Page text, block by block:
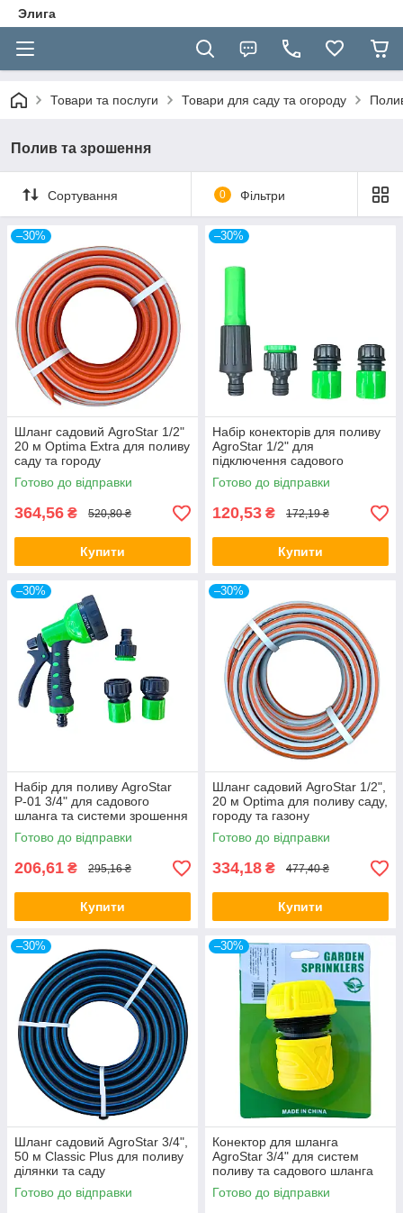
Элига
Товари та послуги Товари для саду та огороду
Полив та зрошення
Сортування 0 Фільтри
–30%
Шланг садовий AgroStar 1/2"
20 м Optima Extra для поливу
саду та городу
Готово до відправки
364,56 ₴ 520,80 ₴
Купити
–30%
Набір конекторів для поливу
AgroStar 1/2" для
підключення садового
шланга
Готово до відправки
120,53 ₴ 172,19 ₴
Купити
–30%
Набір для поливу AgroStar
Р-01 3/4" для садового
шланга та системи зрошення
Готово до відправки
206,61 ₴ 295,16 ₴
Купити
–30%
Шланг садовий AgroStar 1/2",
20 м Optima для поливу саду,
городу та газону
Готово до відправки
334,18 ₴ 477,40 ₴
Купити
–30%
Шланг садовий AgroStar 3/4",
50 м Classic Plus для поливу
ділянки та саду
Готово до відправки
–30%
Конектор для шланга
AgroStar 3/4" для систем
поливу та садового шланга
Готово до відправки